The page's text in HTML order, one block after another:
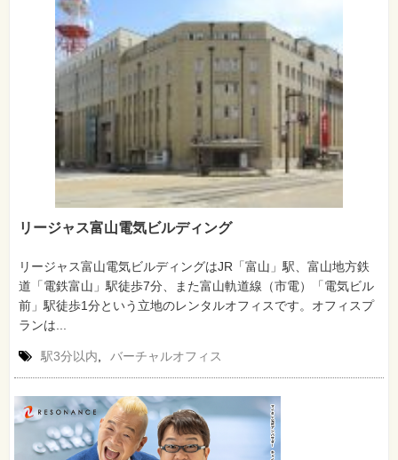
リージャス富山電気ビルディング
リージャス富山電気ビルディングはJR「富山」駅、富山地方鉄
道「電鉄富山」駅徒歩7分、また富山軌道線（市電）「電気ビル
前」駅徒歩1分という立地のレンタルオフィスです。オフィスプ
ランは...
駅3分以内 バーチャルオフィス